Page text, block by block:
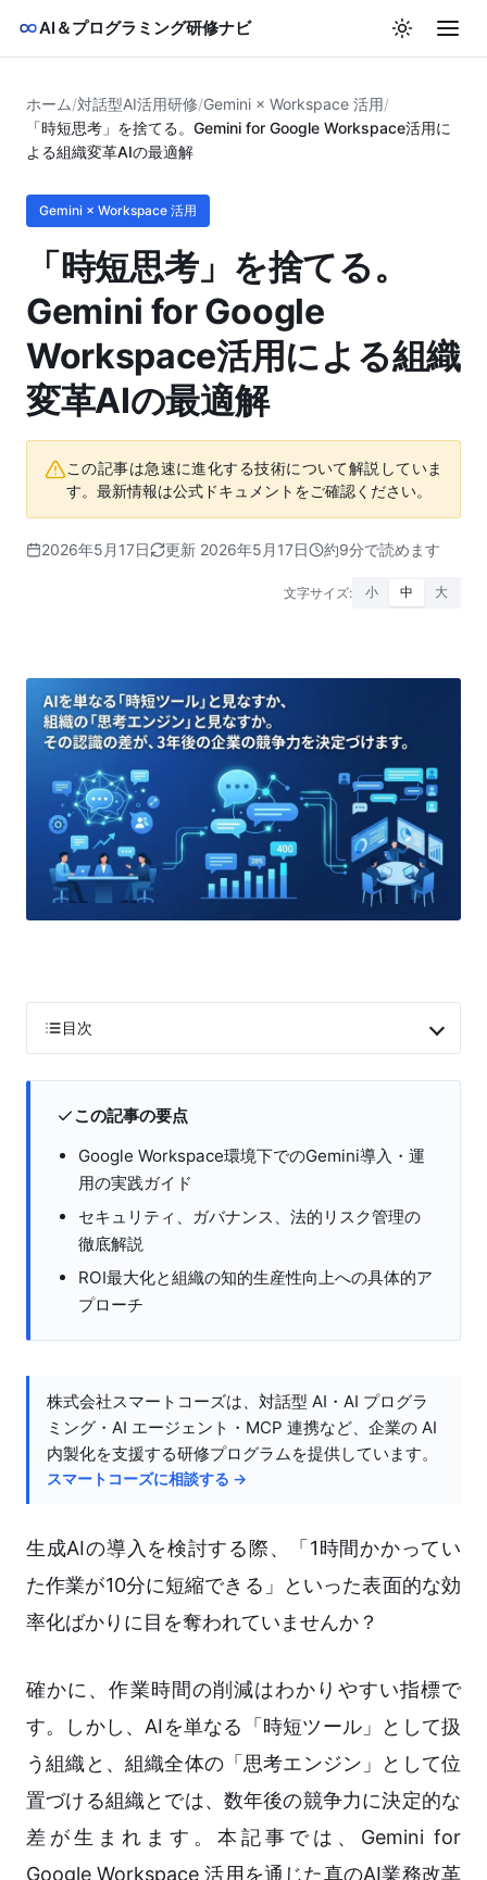
AI＆プログラミング研修ナビ
ホーム/対話型AI活用研修/Gemini × Workspace 活用/
「時短思考」を捨てる。Gemini for Google Workspace活用に
よる組織変革AIの最適解
Gemini × Workspace 活用
「時短思考」を捨てる。
Gemini for Google
Workspace活用による組織
変革AIの最適解
この記事は急速に進化する技術について解説していま
す。最新情報は公式ドキュメントをご確認ください。
2026年5月17日 更新 2026年5月17日 約9分で読めます
文字サイズ: 小 中 大
目次
この記事の要点
Google Workspace環境下でのGemini導入・運
用の実践ガイド
セキュリティ、ガバナンス、法的リスク管理の
徹底解説
ROI最大化と組織の知的生産性向上への具体的ア
プローチ
株式会社スマートコーズは、対話型 AI・AI プログラ
ミング・AI エージェント・MCP 連携など、企業の AI
内製化を支援する研修プログラムを提供しています。
スマートコーズに相談する →
生成AIの導入を検討する際、「1時間かかってい
た作業が10分に短縮できる」といった表面的な効
率化ばかりに目を奪われていませんか？
確かに、作業時間の削減はわかりやすい指標で
す。しかし、AIを単なる「時短ツール」として扱
う組織と、組織全体の「思考エンジン」として位
置づける組織とでは、数年後の競争力に決定的な
差が生まれます。本記事では、Gemini for
Google Workspace 活用を通じた真のAI業務改革